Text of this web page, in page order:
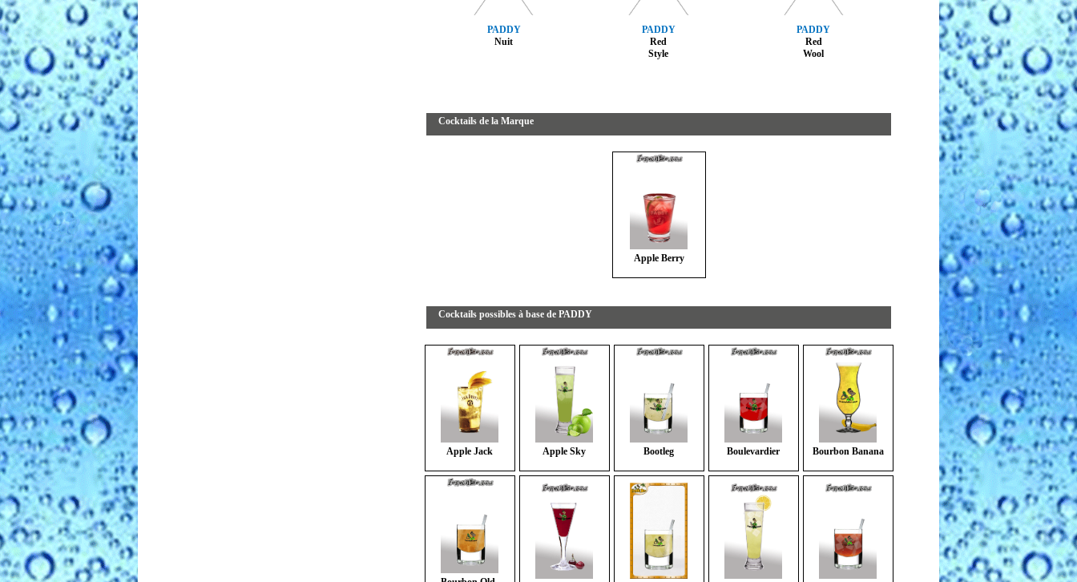
PADDY
Nuit
PADDY
Red
Style
PADDY
Red
Wool
Cocktails de la Marque
Apple Berry
Cocktails possibles à base de PADDY
Apple Jack Apple Sky Bootleg Boulevardier Bourbon Banana